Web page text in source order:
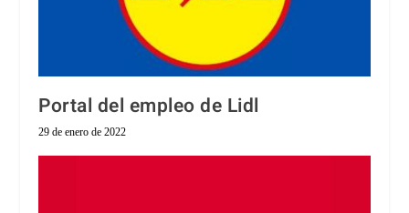
Portal del empleo de Lidl
29 de enero de 2022